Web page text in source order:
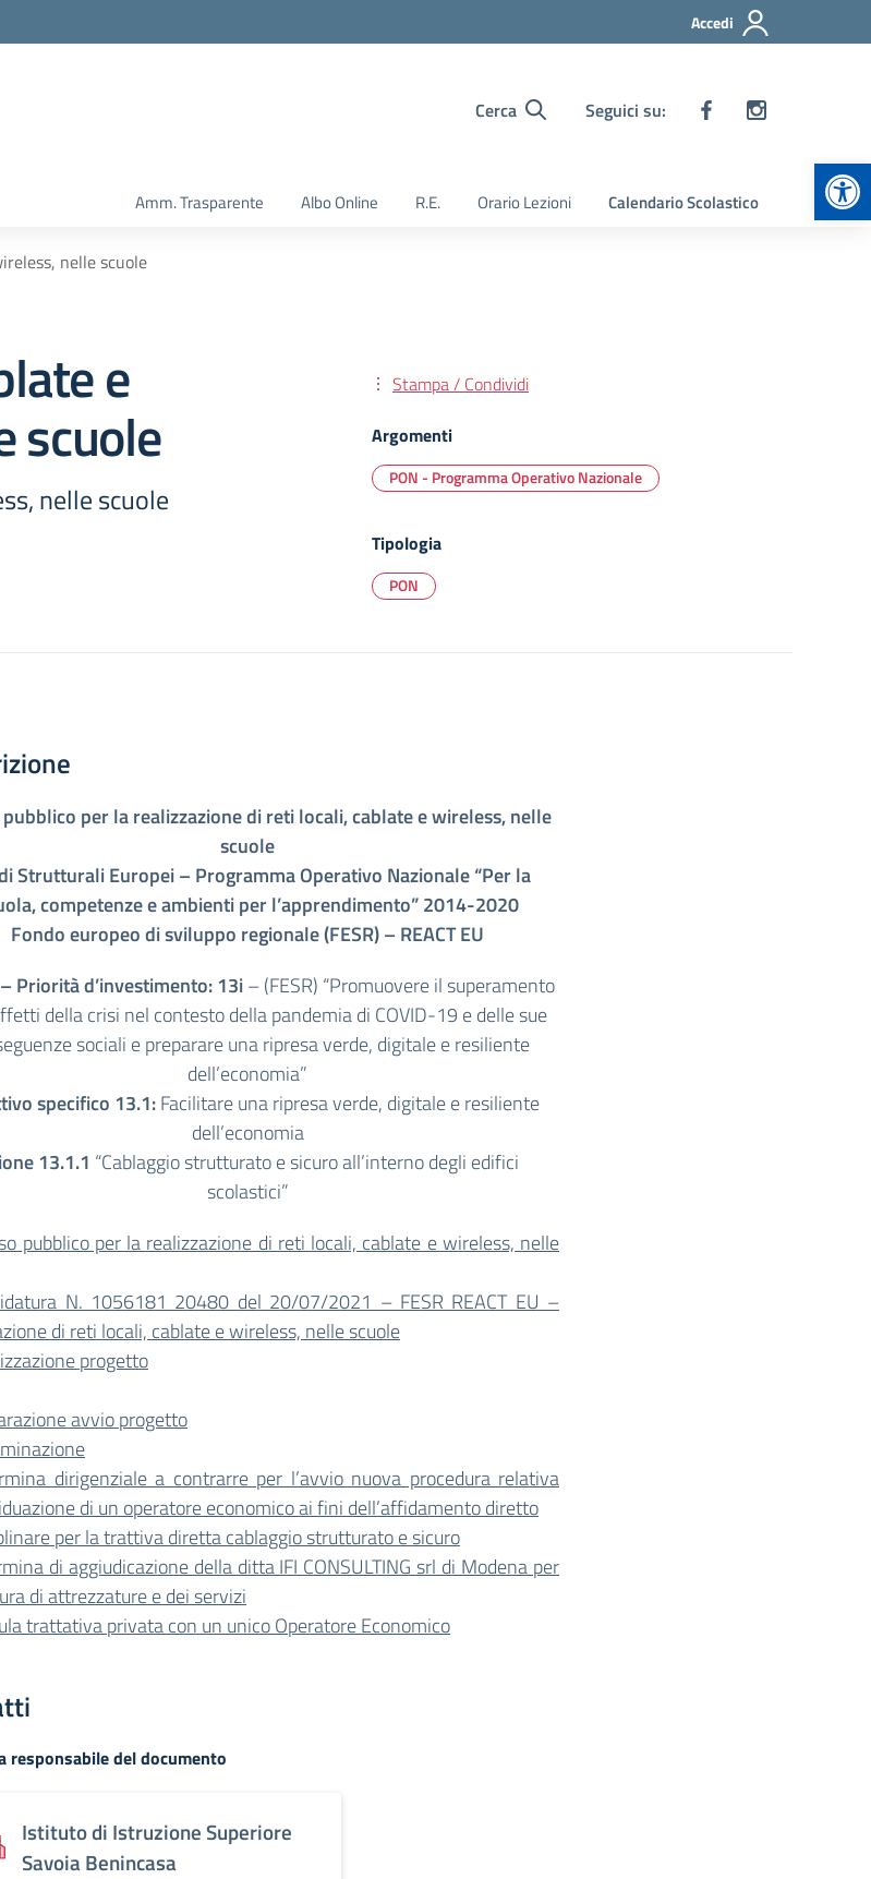
Accedi
Cerca Seguici su:
Amm. Trasparente Albo Online R.E. Orario Lezioni Calendario Scolastico
nelle scuole
e
scuole
nelle scuole
Stampa / Condividi
Argomenti
PON - Programma Operativo Nazionale
Tipologia
PON
per la realizzazione di reti locali, cablate e wireless, nelle
scuole
Strutturali Europei – Programma Operativo Nazionale “Per la
competenze e ambienti per l’apprendimento” 2014-2020
Fondo europeo di sviluppo regionale (FESR) – REACT EU
Priorità d’investimento: 13i– (FESR) “Promuovere il superamento
della crisi nel contesto della pandemia di COVID-19 e delle sue
sociali e preparare una ripresa verde, digitale e resiliente
dell’economia”
specifico 13.1:Facilitare una ripresa verde, digitale e resiliente
dell’economia
13.1.1 “Cablaggio strutturato e sicuro all’interno degli edifici
scolastici”
pubblico per la realizzazione di reti locali, cablate e wireless, nelle
N. 1056181 20480 del 20/07/2021 – FESR REACT EU –
di reti locali, cablate e wireless, nelle scuole
progetto
avvio progetto
dirigenziale a contrarre per l’avvio nuova procedura relativa
di un operatore economico ai fini dell’affidamento diretto
per la trattiva diretta cablaggio strutturato e sicuro
di aggiudicazione della ditta IFI CONSULTING srl di Modena per
di attrezzature e dei servizi
trattativa privata con un unico Operatore Economico
responsabile del documento
Istituto di Istruzione Superiore
Savoia Benincasa